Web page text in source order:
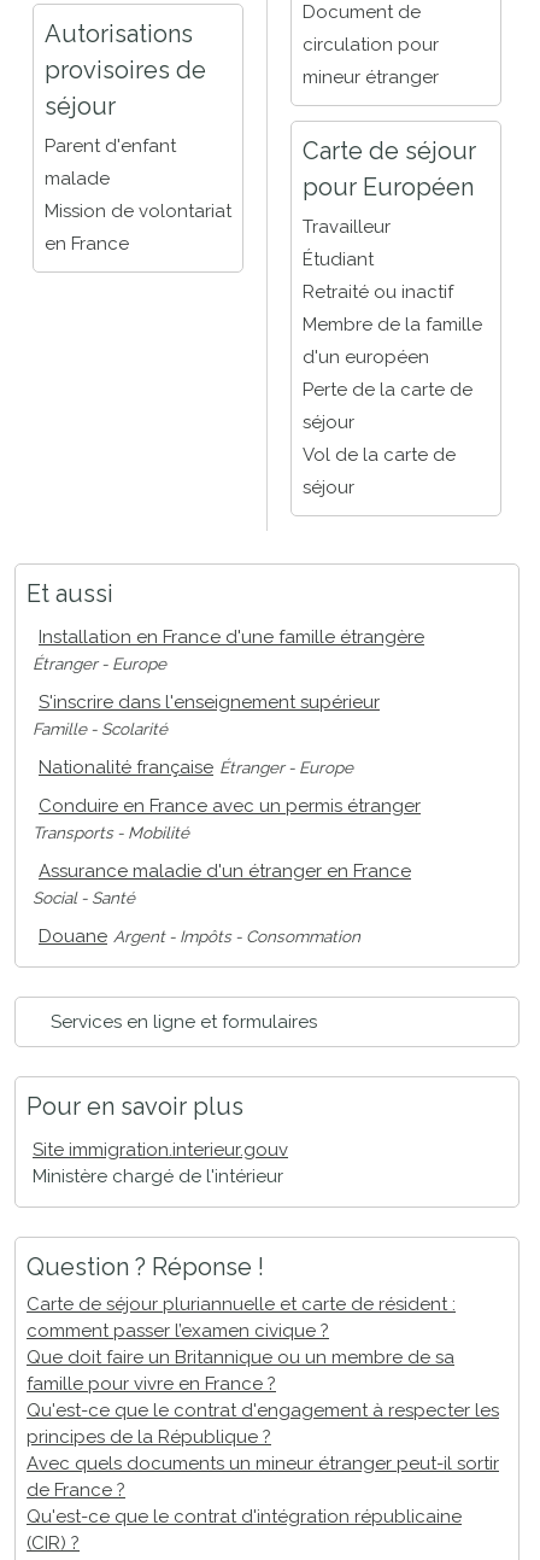
Autorisations
provisoires de
séjour
Parent d'enfant
malade
Mission de volontariat
en France
Document de
circulation pour
mineur étranger
Carte de séjour
pour Européen
Travailleur
Étudiant
Retraité ou inactif
Membre de la famille
d'un européen
Perte de la carte de
séjour
Vol de la carte de
séjour
Et aussi
Installation en France d'une famille étrangère
Étranger - Europe
S'inscrire dans l'enseignement supérieur
Famille - Scolarité
Nationalité française Étranger - Europe
Conduire en France avec un permis étranger
Transports - Mobilité
Assurance maladie d'un étranger en France
Social - Santé
Douane Argent - Impôts - Consommation
Services en ligne et formulaires
Pour en savoir plus
Site immigration.interieur.gouv
Ministère chargé de l'intérieur
Question ? Réponse !
Carte de séjour pluriannuelle et carte de résident :
comment passer l’examen civique ?
Que doit faire un Britannique ou un membre de sa
famille pour vivre en France ?
Qu'est-ce que le contrat d'engagement à respecter les
principes de la République ?
Avec quels documents un mineur étranger peut-il sortir
de France ?
Qu'est-ce que le contrat d'intégration républicaine
(CIR) ?